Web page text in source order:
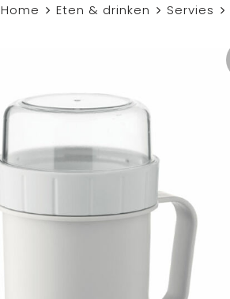
Home Eten & drinken Servies